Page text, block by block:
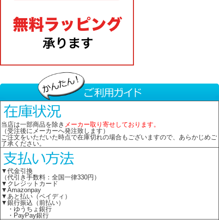
当店は一部商品を除き メーカー取り寄せしております。
（受注後にメーカーへ発注致します）
ご注文をいただいた時点で在庫切れの場合もございますので、あらかじめご
了承ください。
▼代金引換
（代引き手数料：全国一律330円）
▼クレジットカード
▼Amazonpay
▼あと払い（ペイディ）
▼銀行振込（前払い）
・ゆうちょ銀行
・PayPay銀行